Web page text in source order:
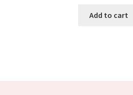
was:
Add to cart